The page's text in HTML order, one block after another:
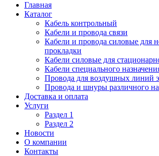
Главная
Каталог
Кабель контрольный
Кабели и провода связи
Кабели и провода силовые для
прокладки
Кабели силовые для
Кабели специального
Провода для воздушных линий
Провода и шнуры различного
Доставка и оплата
Услуги
Раздел 1
Раздел 2
Новости
О компании
Контакты